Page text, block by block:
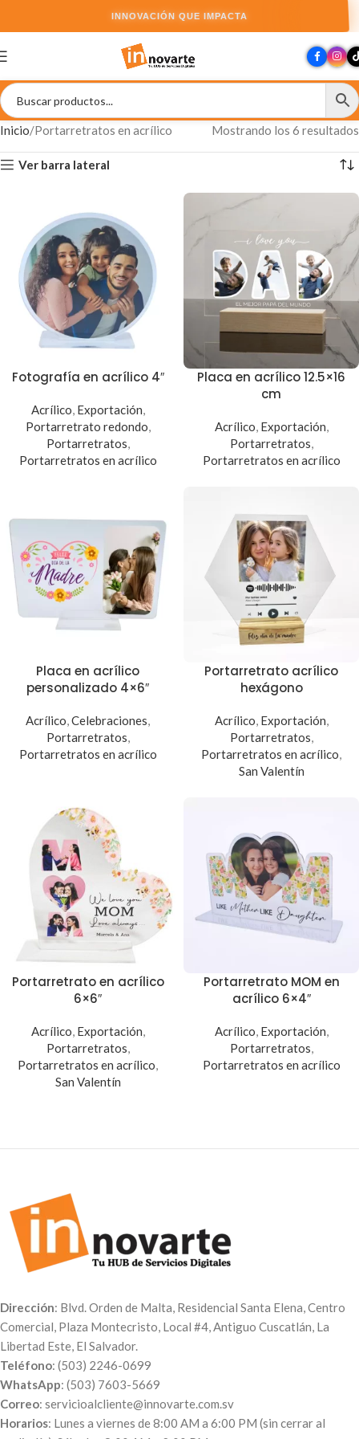
INNOVACIÓN QUE IMPACTA
Inicio Portarretratos en acrílico Mostrando los 6 resultados
Ver barra lateral
Fotografía en acrílico 4″
Acrílico, Exportación,
Portarretrato redondo,
Portarretratos,
Portarretratos en acrílico
Placa en acrílico 12.5×16
cm
Acrílico, Exportación,
Portarretratos,
Portarretratos en acrílico
Placa en acrílico
personalizado 4×6″
Acrílico,Celebraciones,
Portarretratos,
Portarretratos en acrílico
Portarretrato acrílico
hexágono
Acrílico, Exportación,
Portarretratos,
Portarretratos en acrílico,
San Valentín
Portarretrato en acrílico
6×6″
Acrílico, Exportación,
Portarretratos,
Portarretratos en acrílico,
San Valentín
Portarretrato MOM en
acrílico 6×4″
Acrílico, Exportación,
Portarretratos,
Portarretratos en acrílico
Dirección: Blvd. Orden de Malta, Residencial Santa Elena, Centro
Comercial, Plaza Montecristo, Local #4, Antiguo Cuscatlán, La
Libertad Este, El Salvador.
Teléfono: (503) 2246-0699
WhatsApp: (503) 7603-5669
Correo: servicioalcliente@innovarte.com.sv
Horarios: Lunes a viernes de 8:00 AM a 6:00 PM (sin cerrar al